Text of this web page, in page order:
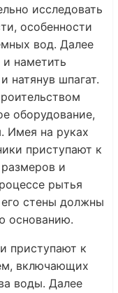
исследовать
особенности
вод. Далее
наметить
натянув шпагат.
оборудование,
Имея на руках
приступают к
и
рытья
его стены должны
основанию.
приступают к
включающих
воды. Далее